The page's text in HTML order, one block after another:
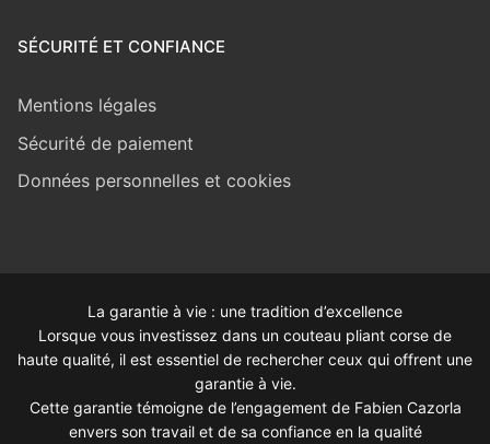
SÉCURITÉ ET CONFIANCE
Mentions légales
Sécurité de paiement
Données personnelles et cookies
La garantie à vie : une tradition d’excellence
Lorsque vous investissez dans un couteau pliant corse de
haute qualité, il est essentiel de rechercher ceux qui offrent une
garantie à vie.
Cette garantie témoigne de l’engagement de Fabien Cazorla
envers son travail et de sa confiance en la qualité